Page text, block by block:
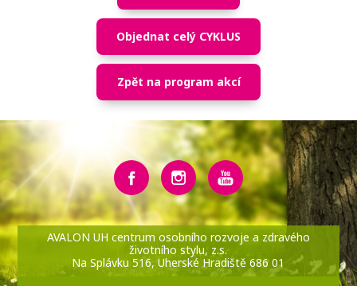
Objednat celý CYKLUS
Zpět na program akcí
AVALON UH centrum osobního rozvoje a zdravého
životního stylu, z.s.
Na Splávku 516, Uherské Hradiště 686 01